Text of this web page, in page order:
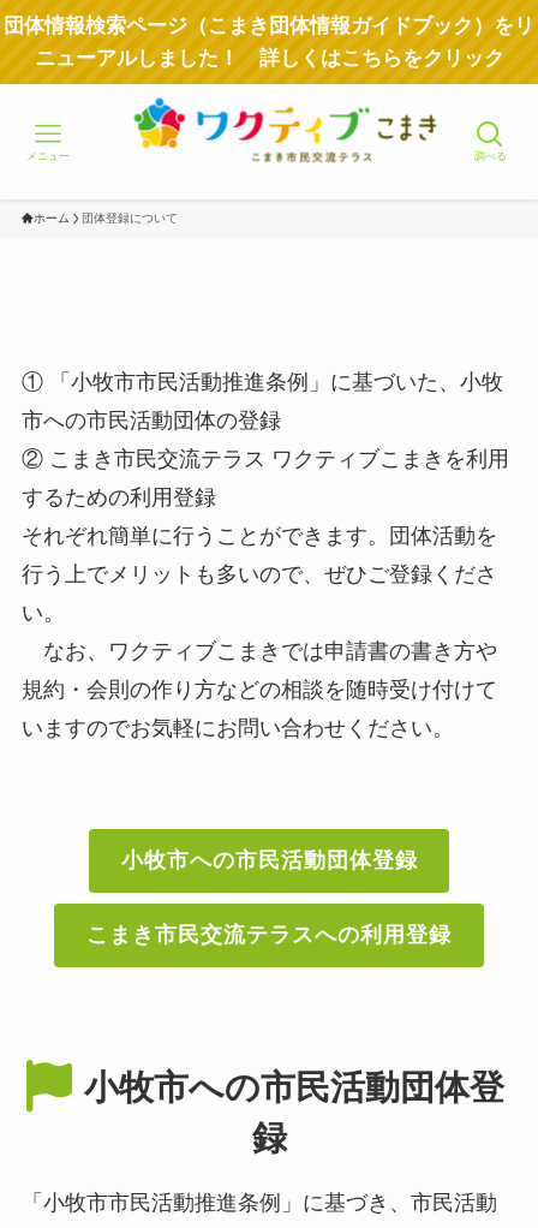
団体情報検索ページ（こまき団体情報ガイドブック）をリ
ニューアルしました！ 詳しくはこちらをクリック
調べる
メニュー
ホーム 団体登録について
① 「小牧市市民活動推進条例」に基づいた、小牧
市への市民活動団体の登録
② こまき市民交流テラス ワクティブこまきを利用
するための利用登録
それぞれ簡単に行うことができます。団体活動を
行う上でメリットも多いので、ぜひご登録くださ
い。
なお、ワクティブこまきでは申請書の書き方や
規約・会則の作り方などの相談を随時受け付けて
いますのでお気軽にお問い合わせください。
小牧市への市民活動団体登録
こまき市民交流テラスへの利用登録
小牧市への市民活動団体登
録
「小牧市市民活動推進条例」に基づき、市民活動